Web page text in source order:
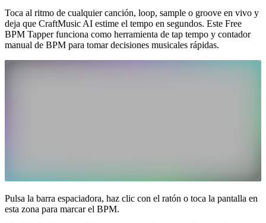
Toca al ritmo de cualquier canción, loop, sample o groove en vivo y
deja que CraftMusic AI estime el tempo en segundos. Este Free
BPM Tapper funciona como herramienta de tap tempo y contador
manual de BPM para tomar decisiones musicales rápidas.
Pulsa la barra espaciadora, haz clic con el ratón o toca la pantalla en
esta zona para marcar el BPM.